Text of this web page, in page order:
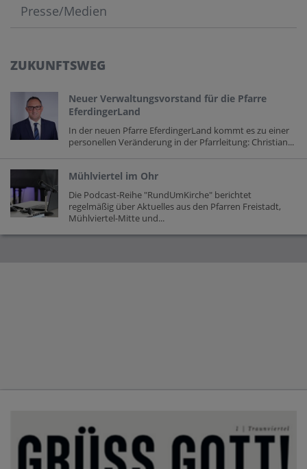
Presse/Medien
ZUKUNFTSWEG
Neuer Verwaltungsvorstand für die Pfarre
EferdingerLand
In der neuen Pfarre EferdingerLand kommt es zu einer
personellen Veränderung in der Pfarrleitung: Christian...
Mühlviertel im Ohr
Die Podcast-Reihe "RundUmKirche" berichtet
regelmäßig über Aktuelles aus den Pfarren Freistadt,
Mühlviertel-Mitte und...